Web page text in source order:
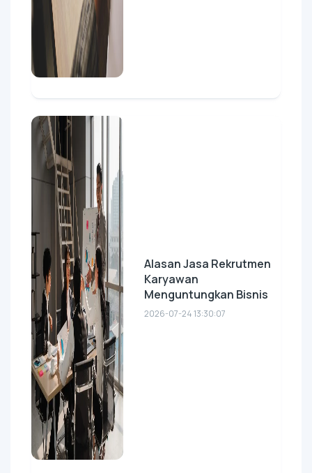
Alasan Jasa Rekrutmen
Karyawan
Menguntungkan Bisnis
2026-07-24 13:30:07